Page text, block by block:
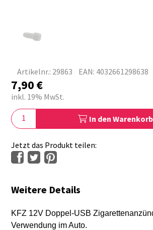
Artikelnr.: 29863 EAN: 4032661298638
7,90€
inkl. 19% MwSt.
In den Warenkorb
Jetzt das Produkt teilen:
Weitere Details
KFZ 12V Doppel-USB
Verwendung im Auto.